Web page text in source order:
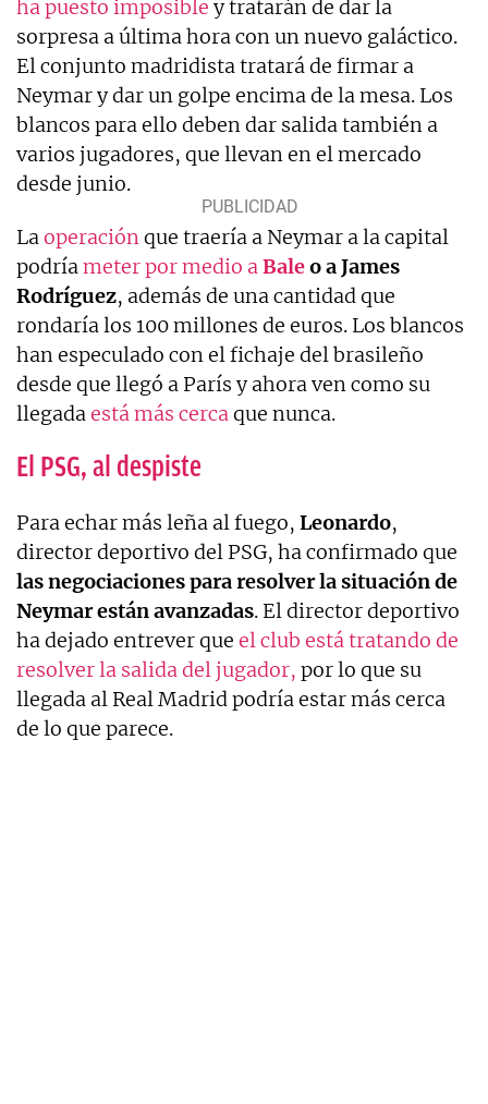
ha puesto imposible y tratarán de dar la
sorpresa a última hora con un nuevo galáctico.
El conjunto madridista tratará de firmar a
Neymar y dar un golpe encima de la mesa. Los
blancos para ello deben dar salida también a
varios jugadores, que llevan en el mercado
desde junio.
Laoperaciónque traería a Neymar a la capital
podríameter por medio aBaleo a James
Rodríguez, además de una cantidad que
rondaría los 100 millones de euros. Los blancos
han especulado con el fichaje del brasileño
desde que llegó a París y ahora ven como su
llegadaestá más cercaque nunca.
El PSG, al despiste
Para echar más leña al fuego, Leonardo,
director deportivo del PSG, ha confirmado que
las negociaciones para resolver la situación de
Neymar están avanzadas. El director deportivo
ha dejado entrever que el club está tratando de
resolver la salida del jugador, por lo que su
llegada al Real Madrid podría estar más cerca
de lo que parece.